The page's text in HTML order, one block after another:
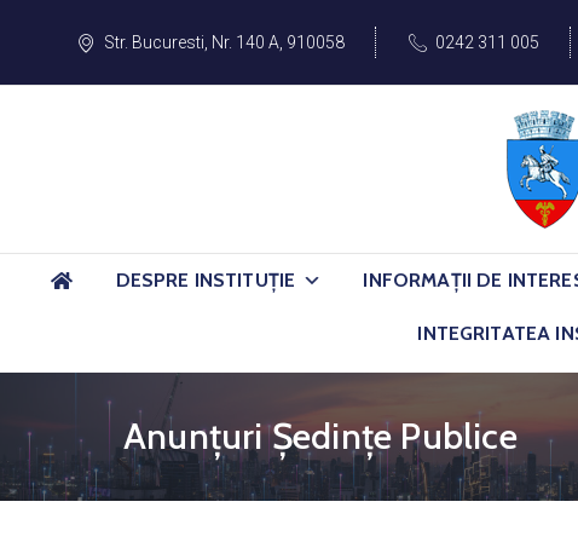
Str. Bucuresti, Nr. 140 A, 910058 0242 311 005
DESPRE INSTITUȚIE INFORMAȚII DE
INTEGRITATEA
Anunțuri Ședințe Publice